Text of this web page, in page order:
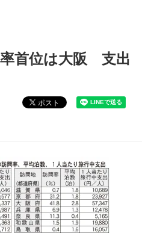
客、訪問率首位は大阪 支出は東京が
首位は大阪 支出
ポスト